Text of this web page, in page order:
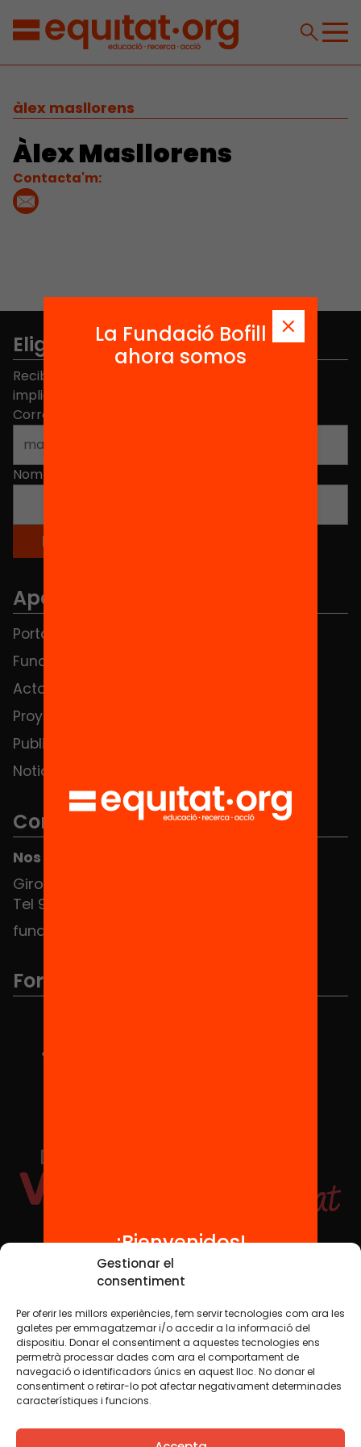
Gestionar el
consentiment
Per oferir les millors experiències, fem servir tecnologies com ara les
galetes per emmagatzemar i/o accedir a la informació del
dispositiu. Donar el consentiment a aquestes tecnologies ens
permetrà processar dades com ara el comportament de
navegació o identificadors únics en aquest lloc. No donar el
consentiment o retirar-lo pot afectar negativament determinades
característiques i funcions.
àlex masllorens
Àlex Masllorens
Contacta'm:
Elige equidad
Recibe contenidos, iniciativas y proyectos para
implicarte.
Correo electrónico
Nombre
Apartados
Portada
Fundación
Actos
Proyectos
Publicaciones y vídeos
Noticias
Contacto
Nos puedes encontrar en el HUB Social
Girona 34, interior 08010 Barcelona
Tel 934 588 700
fundacio@equitat.org
Formamos parte de...
Redes sociales
TWT YTB IG FB IN
Aviso legalPolítica de cookies
Creemos que el conocimiento debe compartirse. Por eso
La Fundació Bofill
ahora somos
¡Bienvenidos!